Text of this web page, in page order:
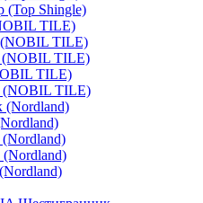
(Top Shingle)
TILE)
TILE)
(NOBIL TILE)
TILE)
(NOBIL TILE)
(Nordland)